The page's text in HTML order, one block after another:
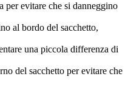
per evitare che si danneggino
al bordo del sacchetto,
una piccola differenza di
del sacchetto per evitare che